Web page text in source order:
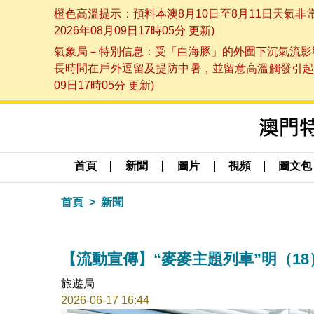
橙色高溫提示：預料本澳8月10日至8月11日天氣
2026年08月09日17時05分 更新)
氣象局－特別信息：受「白海豚」的外圍下沉氣流
長時間在戶外逗留及提防中暑，並留意高溫觸發引
09日17時05分 更新)
首頁 新聞 圖片 視頻 圖文包
首頁 新聞
【流動宣傳】“麥麥主題列車”明（
旅遊局
2026-06-17 16:44